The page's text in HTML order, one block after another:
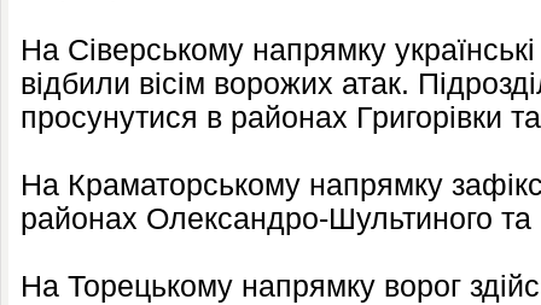
На Сіверському напрямку
відбили вісім ворожих атак.
просунутися в районах Григорівки
На Краматорському напрямку
районах Олександро-Шультиного та
На Торецькому напрямку ворог